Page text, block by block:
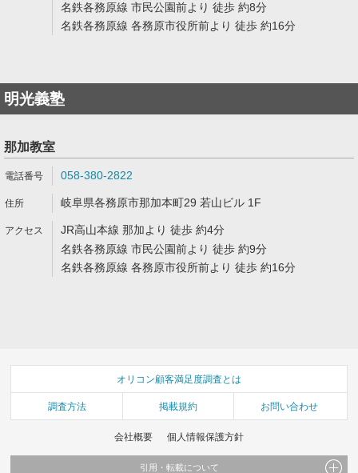
名鉄各務原線 市民公園前より 徒歩 約8分
名鉄各務原線 各務原市役所前より 徒歩 約16分
明光義塾
那加教室
058-380-2822
岐阜県各務原市那加本町29 若山ビル 1F
JR高山本線 那加より 徒歩 約4分
名鉄各務原線 市民公園前より 徒歩 約9分
名鉄各務原線 各務原市役所前より 徒歩 約16分
オリコン顧客満足度調査とは
調査方法 掲載規約 お問い合わせ
会社概要 個人情報保護方針
引用・転載について